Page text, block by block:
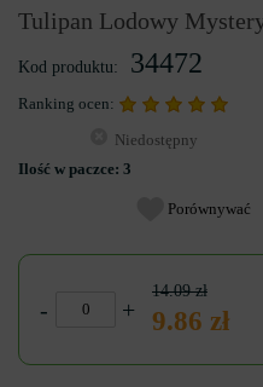
Tulipan Lodowy
Kod produktu: 34472
Ranking ocen:
Niedostępny
Ilość w paczce: 3
Porównywać
- +
14.09 zł
9.86 zł